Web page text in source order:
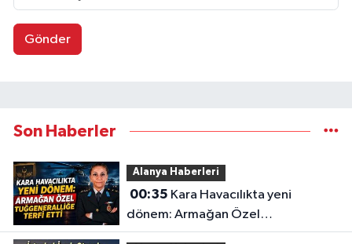
Gönder
Son Haberler
Alanya Haberleri
00:35
dönem: Armağan Özel
Tuğgeneralliğe terfi etti